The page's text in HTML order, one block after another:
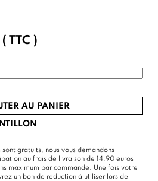
( TTC )
AU PANIER
sont gratuits, nous vous demandons
au frais de livraison de 14,90 euros
maximum par commande. Une fois votre
un bon de réduction à utiliser lors de